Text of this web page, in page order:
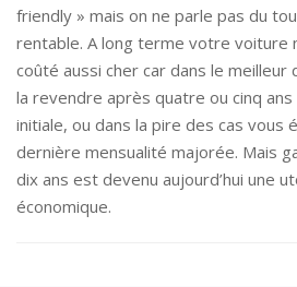
friendly » mais on ne parle pas du
rentable. A long terme votre voiture
coûté aussi cher car dans le meilleur
la revendre après quatre ou cinq
initiale, ou dans la pire des cas vous
dernière mensualité majorée. Mais
dix ans est devenu aujourd’hui une
économique.